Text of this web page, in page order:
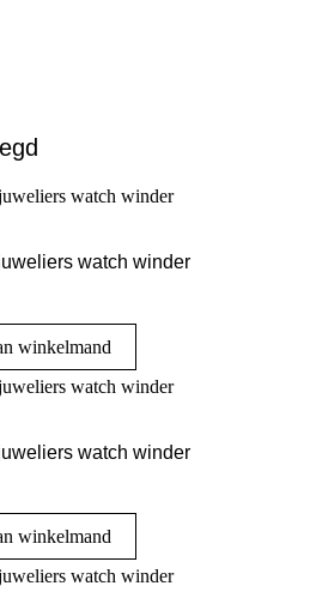
watch winder
winkelmand
watch winder
winkelmand